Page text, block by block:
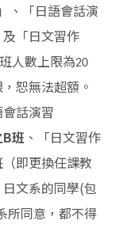
、「日語會話演
「日文習作
人數上限為20
恕無法超額。
話演習
B班 、「日文習作
（即更換任課教
文系的同學(包
所同意，都不得